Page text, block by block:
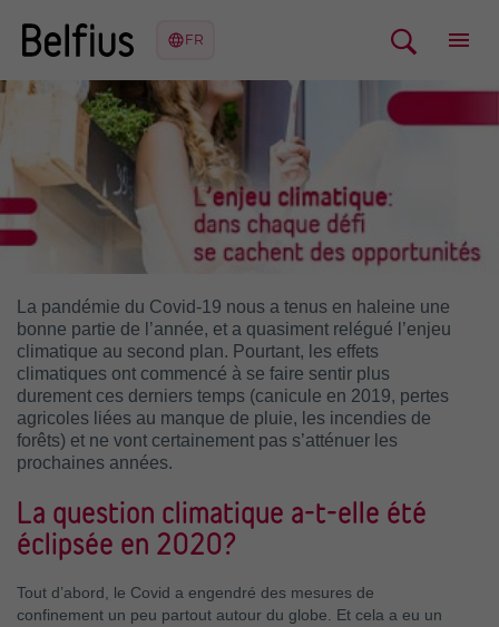
La pandémie du Covid-19 nous a tenus en haleine une
bonne partie de l’année, et a quasiment relégué l’enjeu
climatique au second plan. Pourtant, les effets
climatiques ont commencé à se faire sentir plus
durement ces derniers temps (canicule en 2019, pertes
agricoles liées au manque de pluie, les incendies de
forêts) et ne vont certainement pas s’atténuer les
prochaines années.
La question climatique a-t-elle été
éclipsée en 2020?
Tout d’abord, le Covid a engendré des mesures de
confinement un peu partout autour du globe. Et cela a eu un